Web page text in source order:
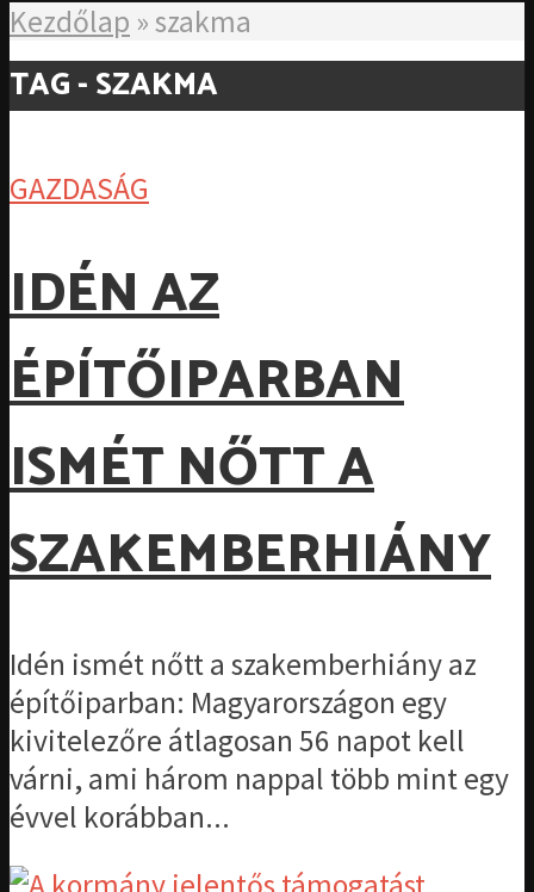
Kezdőlap »szakma
TAG - SZAKMA
GAZDASÁG
IDÉN AZ
ÉPÍTŐIPARBAN
ISMÉT NŐTT A
SZAKEMBERHIÁNY
Idén ismét nőtt a szakemberhiány az
építőiparban: Magyarországon egy
kivitelezőre átlagosan 56 napot kell
várni, ami három nappal több mint egy
évvel korábban...